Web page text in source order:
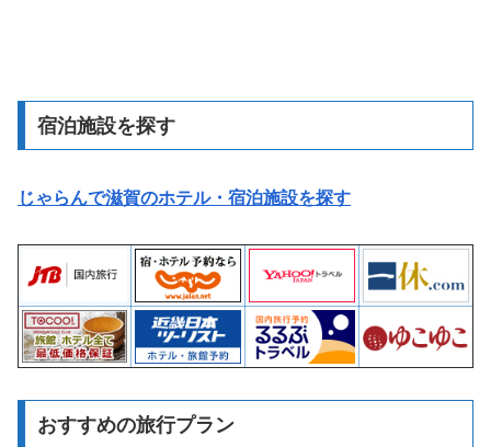
宿泊施設を探す
じゃらんで滋賀のホテル・宿泊施設を探す
おすすめの旅行プラン